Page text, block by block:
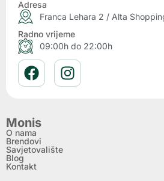
Adresa
Franca Lehara 2 / Alta
Radno vrijeme
09:00h do 22:00h
Monis
O nama
Brendovi
Savjetovalište
Blog
Kontakt